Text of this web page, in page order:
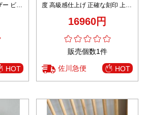
ー ビジ
HOT
度 高級感仕上げ 正確な刻印 上質
16960円
販売個数1件
佐川急便 HOT